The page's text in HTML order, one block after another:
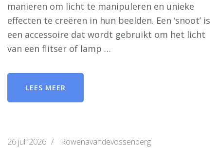
manieren om licht te manipuleren en unieke
effecten te creëren in hun beelden. Een ‘snoot’ is
een accessoire dat wordt gebruikt om het licht
van een flitser of lamp …
LEES MEER
26 juli 2026 / Rowenavandevossenberg